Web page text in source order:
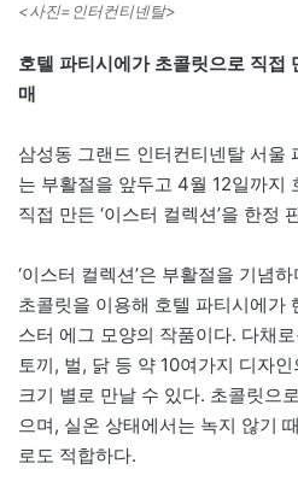
<사진=인터컨티넨탈>
호텔 파티시에가 초콜릿으로 직접
매
삼성동 그랜드 인터컨티넨탈 서울
는 부활절을 앞두고 4월 12일까지
직접 만든 ‘이스터 컬렉션’을 한정
‘이스터 컬렉션’은 부활절을 기념
초콜릿을 이용해 호텔 파티시에가
스터 에그 모양의 작품이다. 다채
토끼, 벌, 닭 등 약 10여가지 디자
크기 별로 만날 수 있다. 초콜릿으
으며, 실온 상태에서는 녹지 않기
로도 적합하다.